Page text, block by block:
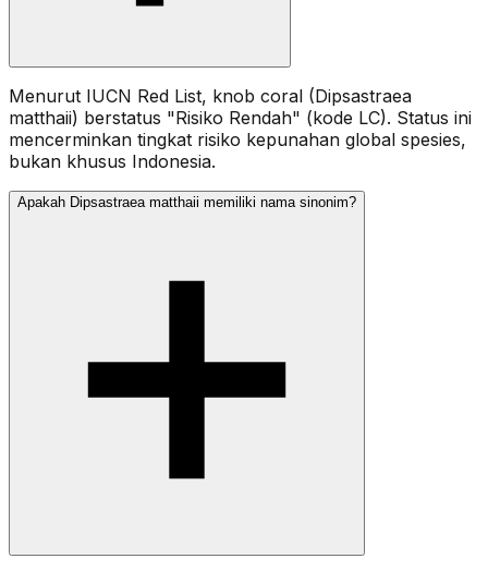
Menurut IUCN Red List, knob coral (Dipsastraea
matthaii) berstatus "Risiko Rendah" (kode LC). Status ini
mencerminkan tingkat risiko kepunahan global spesies,
bukan khusus Indonesia.
Apakah Dipsastraea matthaii memiliki nama sinonim?